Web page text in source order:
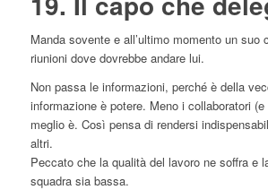
Manda sovente e all’ultimo momento un suo
riunioni dove dovrebbe andare lui.
Non passa le informazioni, perché è della
informazione è potere. Meno i collaboratori
meglio è. Così pensa di rendersi
altri.
Peccato che la qualità del lavoro ne soffra e
squadra sia bassa.